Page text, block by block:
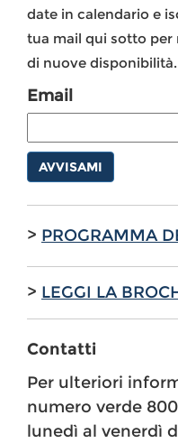
date in calendario e
tua mail qui sotto per
di nuove disponibilità.
Email
AVVISAMI
> PROGRAMMA
> LEGGI LA
Contatti
Per ulteriori
numero verde
lunedì al venerdì